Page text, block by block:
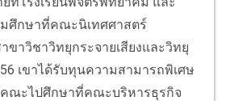
ศึกษาที่คณะนิเทศศาสตร์
ขาวิชาวิทยุกระจายเสียงและวิทยุ
เขาได้รับทุนความสามารถพิเศษ
คณะไปศึกษาที่คณะบริหารธุรกิจ